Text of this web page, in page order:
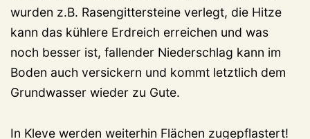
wurden z.B. Rasengittersteine verlegt, die Hitze
kann das kühlere Erdreich erreichen und was
noch besser ist, fallender Niederschlag kann im
Boden auch versickern und kommt letztlich dem
Grundwasser wieder zu Gute.
In Kleve werden weiterhin Flächen zugepflastert!